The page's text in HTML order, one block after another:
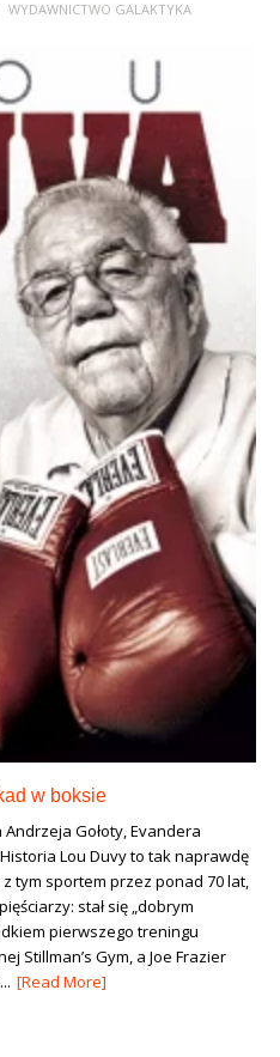
WYDAWNICTWO GALAKTYKA
w boksie
Gołoty, Evandera
Lou Duvy to tak naprawdę
tym sportem przez ponad 70 lat,
stał się „dobrym
pierwszego treningu
Stillman’s Gym, a Joe Frazier
[Read More]